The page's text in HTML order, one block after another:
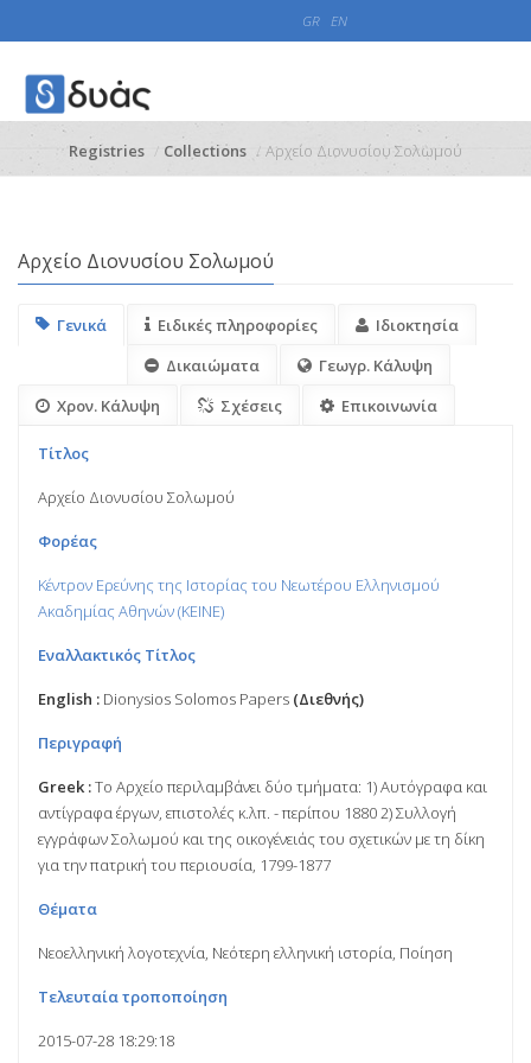
GR EN
Registries Collections Αρχείο Διονυσίου Σολωμού
Αρχείο Διονυσίου Σολωμού
Γενικά Ειδικές πληροφορίες
Ιδιοκτησία
Δικαιώματα
Γεωγρ. Κάλυψη
Χρον. Κάλυψη
Σχέσεις Επικοινωνία
Τίτλος
Αρχείο Διονυσίου Σολωμού
Φορέας
Κέντρον Ερεύνης της Ιστορίας του Νεωτέρου Ελληνισμού
Ακαδημίας Αθηνών (KEINE)
Εναλλακτικός Τίτλος
English : Dionysios Solomos Papers (Διεθνής)
Περιγραφή
Greek :Το Αρχείο περιλαμβάνει δύο τμήματα: 1) Αυτόγραφα και
αντίγραφα έργων, επιστολές κ.λπ. - περίπου 1880 2) Συλλογή
εγγράφων Σολωμού και της οικογένειάς του σχετικών με τη δίκη
για την πατρική του περιουσία, 1799-1877
Θέματα
Νεοελληνική λογοτεχνία, Νεότερη ελληνική ιστορία, Ποίηση
Τελευταία τροποποίηση
2015-07-28 18:29:18